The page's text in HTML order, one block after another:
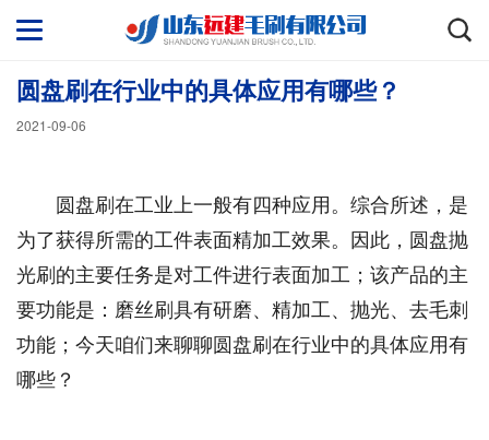
圆盘刷在行业中的具体应用有哪些？
2021-09-06
圆盘刷在工业上一般有四种应用。综合所述，是
为了获得所需的工件表面精加工效果。因此，圆盘抛
光刷的主要任务是对工件进行表面加工；该产品的主
要功能是：磨丝刷具有研磨、精加工、抛光、去毛刺
功能；今天咱们来聊聊圆盘刷在行业中的具体应用有
哪些？